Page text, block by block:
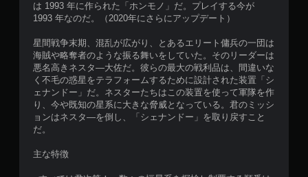
は 1993 年に作られた「ホンモノ」だ。プレイする今が
1993 年なのだ。（2020年にさらにアップデート）
星間戦争末期、混乱が広がり、とあるエリート傭兵の一団は
海賊や略奪者のような振る舞いをしていた。そのリーダーは
悪名高きネスタ―大佐だ。彼らの最大の戦利品は、間違いな
く不毛の惑星をテラフォームするために設計された装置「シ
ェナンドー」だ。ネスターたちはこの装置を使って軍隊を作
り、今や既知の星系に大きな脅威となっている。君のミッシ
ョンはネスタ―を倒し、「シェナンドー」を取り戻すこと
だ。
主な特徴